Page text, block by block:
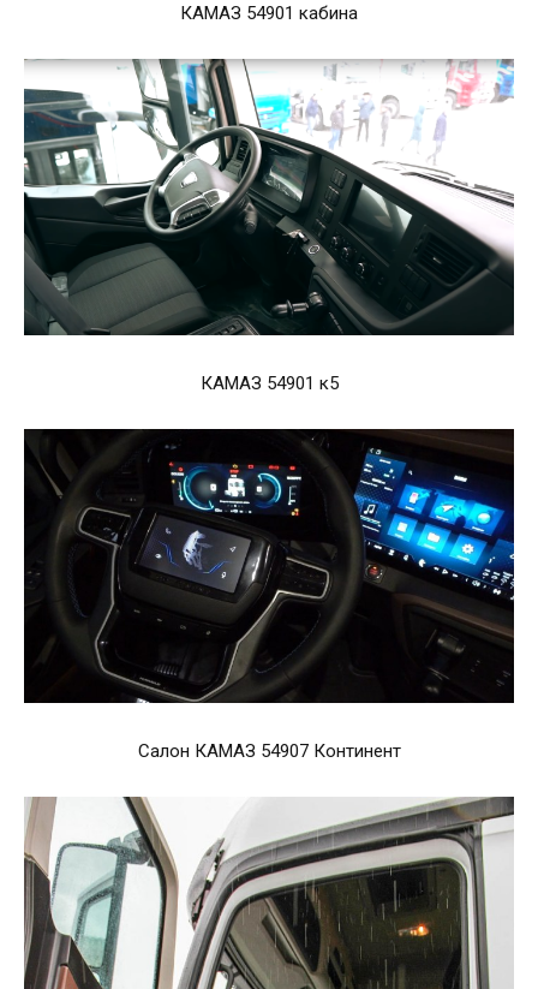
КАМАЗ 54901 кабина
КАМАЗ 54901 к5
Салон КАМАЗ 54907 Континент